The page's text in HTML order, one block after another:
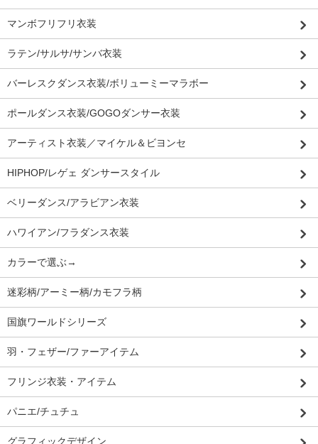
マンボフリフリ衣装
ラテン/サルサ/サンバ衣装
バーレスクダンス衣装/ボリューミーマラボー
ポールダンス衣装/GOGOダンサー衣装
アーティスト衣装／マイケル＆ビヨンセ
HIPHOP/レゲェ ダンサースタイル
ベリーダンス/アラビアン衣装
ハワイアン/フラダンス衣装
カラーで選ぶ→
迷彩柄/アーミー柄/カモフラ柄
国旗ワールドシリーズ
羽・フェザー/ファーアイテム
フリンジ衣装・アイテム
パニエ/チュチュ
グラフィックデザイン